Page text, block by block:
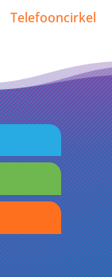
Telefooncirkel